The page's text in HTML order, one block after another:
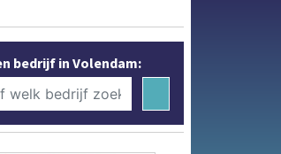
bedrijf in Volendam: